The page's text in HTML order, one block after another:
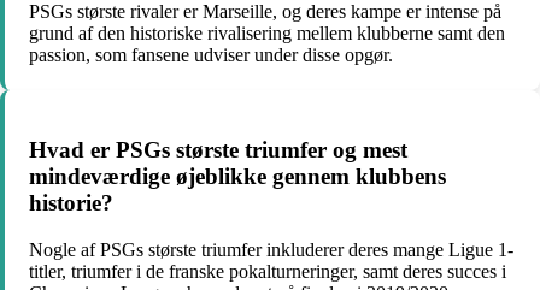
PSGs største rivaler er Marseille, og deres kampe er intense på
grund af den historiske rivalisering mellem klubberne samt den
passion, som fansene udviser under disse opgør.
Hvad er PSGs største triumfer og mest
mindeværdige øjeblikke gennem klubbens
historie?
Nogle af PSGs største triumfer inkluderer deres mange Ligue 1-
titler, triumfer i de franske pokalturneringer, samt deres succes i